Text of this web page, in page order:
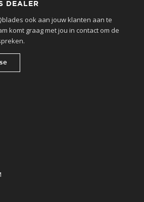
DEALER
ook aan jouw klanten aan te
komt graag met jou in contact om de